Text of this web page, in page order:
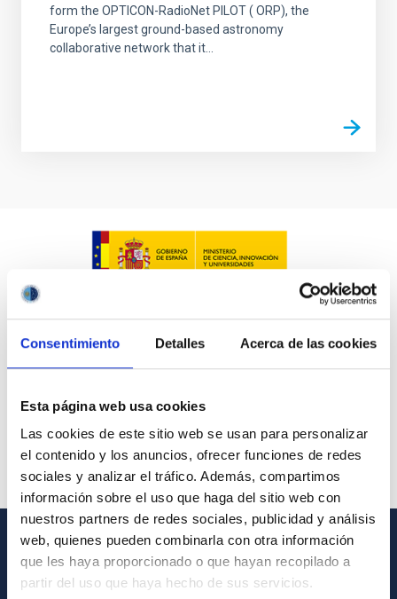
Consentimiento Detalles Acerca de las cookies
Esta página web usa cookies
Las cookies de este sitio web se usan para personalizar
el contenido y los anuncios, ofrecer funciones de redes
sociales y analizar el tráfico. Además, compartimos
información sobre el uso que haga del sitio web con
nuestros partners de redes sociales, publicidad y análisis
web, quienes pueden combinarla con otra información
que les haya proporcionado o que hayan recopilado a
partir del uso que haya hecho de sus servicios.
form the OPTICON-RadioNet PILOT ( ORP), the
Europe’s largest ground-based astronomy
collaborative network that it...
GENERAL INFORMATION